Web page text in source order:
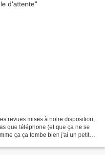
revues mises à notre disposition,
que téléphone (et que ça ne se
ça ça tombe bien j'ai un petit